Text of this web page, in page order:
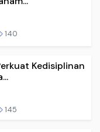
140
Kedisiplinan
145